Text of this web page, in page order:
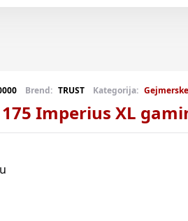
Brend: TRUST Kategorija:
Imperius XL